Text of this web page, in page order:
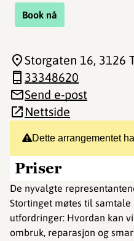
Book nå
Dette arrangementet
Priser
De nyvalgte
Stortinget møtes til samtale
utfordringer: Hvordan kan
ombruk, reparasjon og
Storgaten 16, 3126
33348620
Send e-post
Nettside